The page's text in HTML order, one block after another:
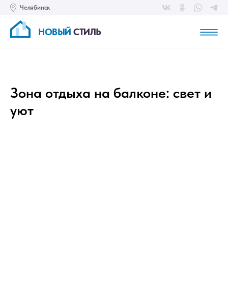
Челябинск
НОВЫЙ СТИЛЬ
Зона отдыха на балконе: свет и
уют